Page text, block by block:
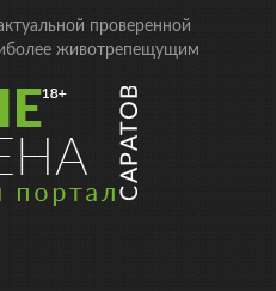
проверенной
животрепещущим